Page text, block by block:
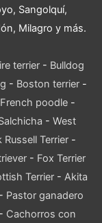
Sangolquí,
Milagro y más.
terrier - Bulldog
- Boston terrier -
French poodle -
- West
Russell Terrier-
- Fox Terrier
Terrier- Akita
- Pastor ganadero
- Cachorros con